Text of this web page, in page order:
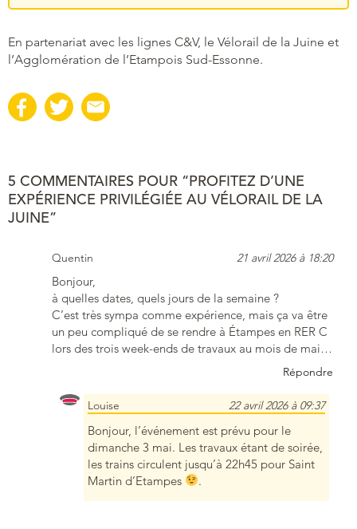
En partenariat avec les lignes C&V, le Vélorail de la Juine et
l’Agglomération de l’Etampois Sud-Essonne.
5 COMMENTAIRES POUR “PROFITEZ D’UNE
EXPÉRIENCE PRIVILÉGIÉE AU VÉLORAIL DE LA
JUINE”
Quentin 21 avril 2026 à 18:20
Bonjour,
à quelles dates, quels jours de la semaine ?
C’est très sympa comme expérience, mais ça va être
un peu compliqué de se rendre à Étampes en RER C
lors des trois week-ends de travaux au mois de mai…
Répondre
Louise 22 avril 2026 à 09:37
Bonjour, l’événement est prévu pour le
dimanche 3 mai. Les travaux étant de soirée,
les trains circulent jusqu’à 22h45 pour Saint
Martin d’Etampes
.